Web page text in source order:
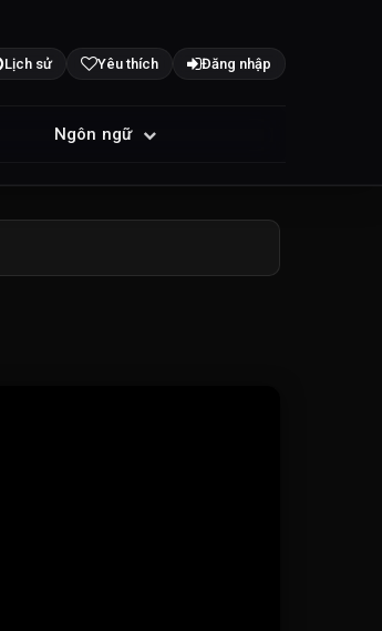
Lịch sử Yêu thích Đăng nhập
Ngôn ngữ